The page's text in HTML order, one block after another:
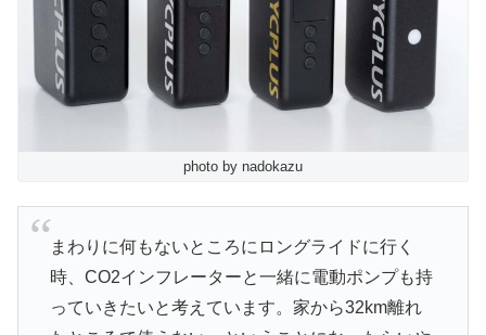
photo by nadokazu
まわりに何もないところにロングライドに行く
時、CO2インフレーターと一緒に電動ポンプも持
っていきたいと考えています。家から32km離れ